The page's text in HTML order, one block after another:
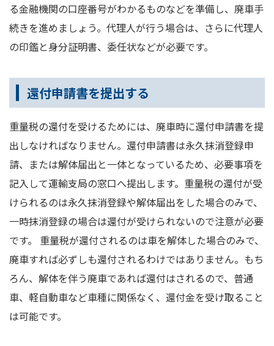
る金融機関の口座番号がわかるものなどを準備し、廃車手
続きを進めましょう。代理人が行う場合は、さらに代理人
の印鑑と身分証明書、委任状などが必要です。
還付申請書を提出する
重量税の還付を受けるためには、廃車時に還付申請書を提
出しなければなりません。還付申請書は永久抹消登録申
請、または解体届出と一体となっているため、必要事項を
記入して運輸支局の窓口へ提出します。重量税の還付が受
けられるのは永久抹消登録や解体届出をした場合のみで、
一時抹消登録の場合は還付が受けられないので注意が必要
です。 重量税が還付されるのは車を解体した場合のみで、
廃車すれば必ずしも還付されるわけではありません。もち
ろん、解体を伴う廃車であれば還付はされるので、普通
車、軽自動車など車種に関係なく、還付金を受け取ること
は可能です。